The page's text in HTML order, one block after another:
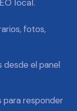
local.
fotos,
desde el panel
para responder